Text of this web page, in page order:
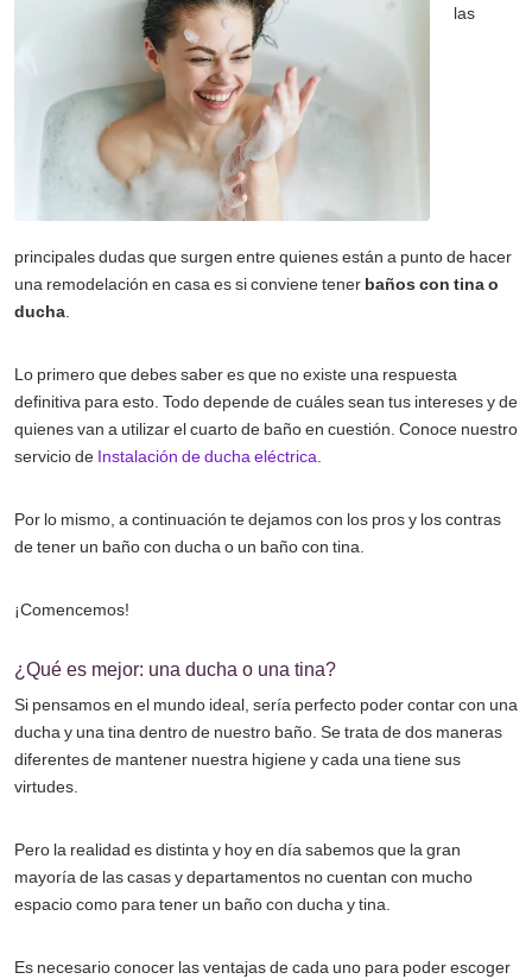
las
principales dudas que surgen entre quienes están a punto de hacer
una remodelación en casa es si conviene tener baños con tina o
ducha
Lo primero que debes saber es que no existe una respuesta
definitiva para esto. Todo depende de cuáles sean tus intereses y de
quienes van a utilizar el cuarto de baño en cuestión. Conoce nuestro
servicio de Instalación de ducha eléctrica
Por lo mismo, a continuación te dejamos con los pros y los contras
de tener un baño con ducha o un baño con tina.
¡Comencemos!
¿Qué es mejor: una ducha o una tina?
Si pensamos en el mundo ideal, sería perfecto poder contar con una
ducha y una tina dentro de nuestro baño. Se trata de dos maneras
diferentes de mantener nuestra higiene y cada una tiene sus
virtudes.
Pero la realidad es distinta y hoy en día sabemos que la gran
mayoría de las casas y departamentos no cuentan con mucho
espacio como para tener un baño con ducha y tina.
Es necesario conocer las ventajas de cada uno para poder escoger